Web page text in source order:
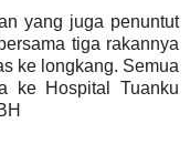
yang juga penuntut
tiga rakannya
ke longkang. Semua
ke Hospital Tuanku